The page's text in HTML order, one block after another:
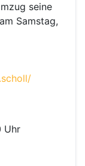
seine
Samstag,
Uhr